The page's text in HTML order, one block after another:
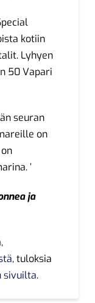
kotiin
Lyhyen
50 Vapari
seuran
on
’
ja
, tuloksia
sivuilta.